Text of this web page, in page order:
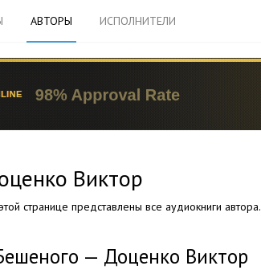
АВТОРЫ ИСПОЛНИТЕЛИ
Виктор
странице представлены все аудиокниги автора.
— Доценко Виктор